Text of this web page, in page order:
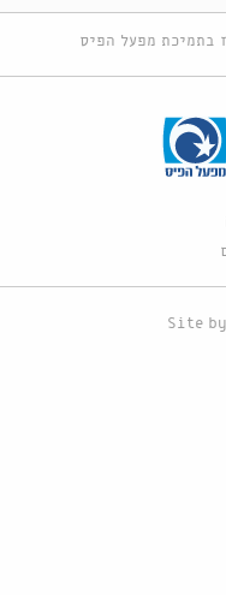
בתמיכת מפעל הפיס
Site by